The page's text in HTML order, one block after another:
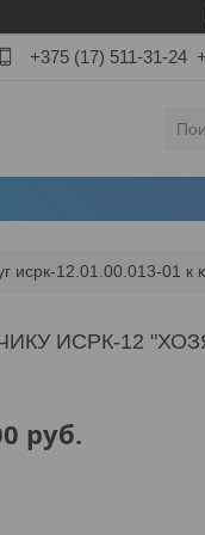
+375 (17) 511-31-24
исрк-12.01.00.013-01 к
ИСРК-12
руб.